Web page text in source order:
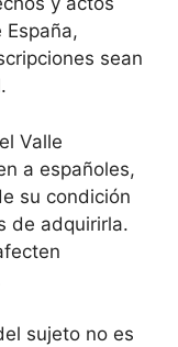
sean
Valle
a españoles,
su condición
de adquirirla.
sujeto no es